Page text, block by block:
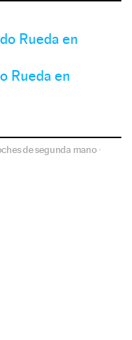
Rueda en
Rueda en
de segunda mano ·